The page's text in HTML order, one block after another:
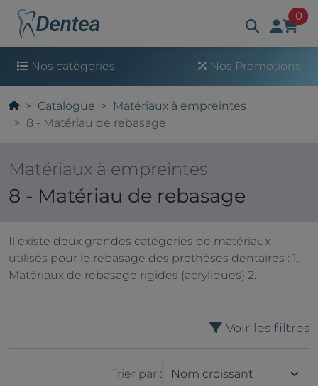
0
Nos catégories Nos Promotions
Catalogue
Matériaux à empreintes
8 - Matériau de rebasage
Matériaux à empreintes
8 - Matériau de rebasage
Il existe deux grandes catégories de matériaux
utilisés pour le rebasage des prothèses dentaires : 1.
Matériaux de rebasage rigides (acryliques) 2.
Voir les filtres
Trier par :